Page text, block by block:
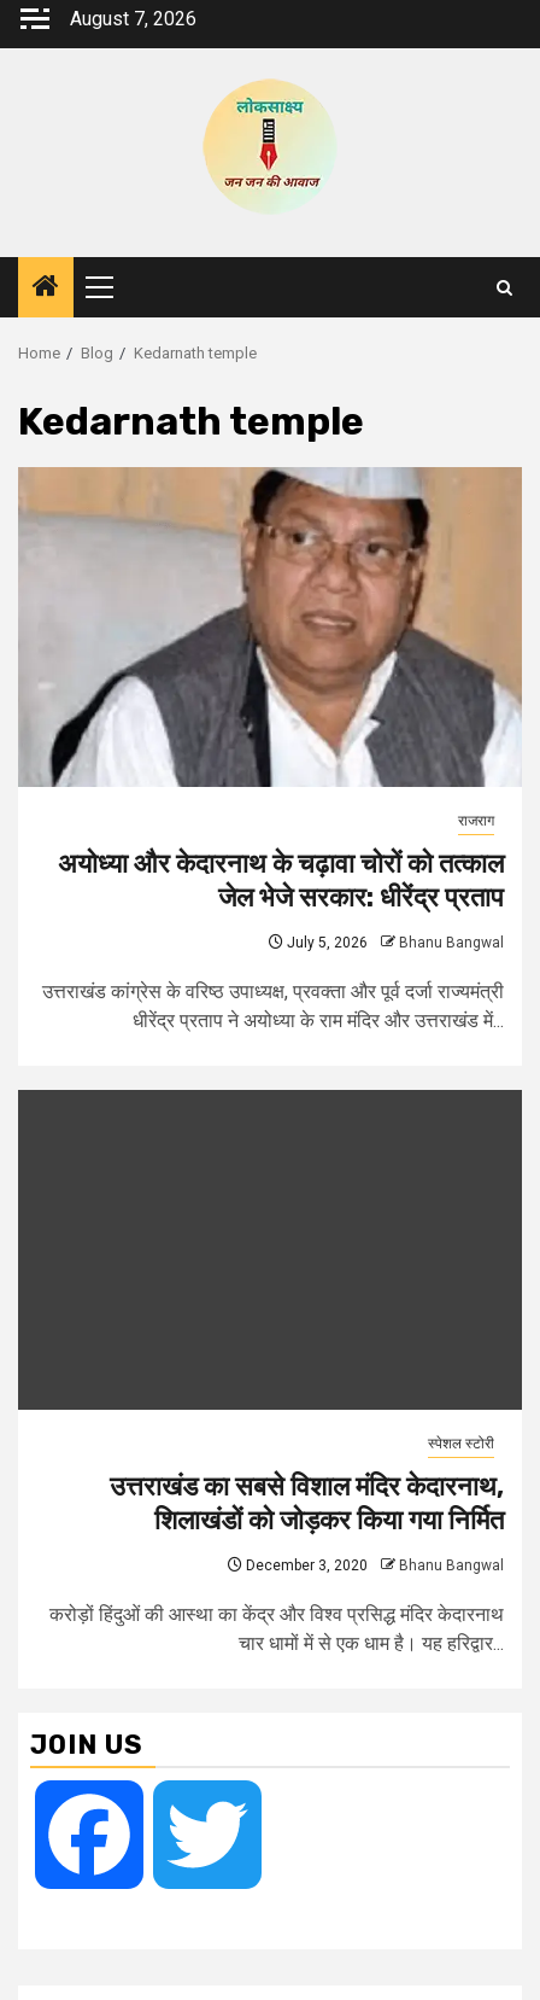
Skip
August 7, 2026
Primary
Menu
Home Blog Kedarnath temple
Kedarnath temple
राजराग
अयोध्या और केदारनाथ के चढ़ावा चोरों को तत्काल
जेल भेजे सरकार: धीरेंद्र प्रताप
July 5, 2026 Bhanu Bangwal
उत्तराखंड कांग्रेस के वरिष्ठ उपाध्यक्ष, प्रवक्ता और पूर्व दर्जा राज्यमंत्री
धीरेंद्र प्रताप ने अयोध्या के राम मंदिर और उत्तराखंड में...
स्पेशल स्टोरी
उत्तराखंड का सबसे विशाल मंदिर केदारनाथ,
शिलाखंडों को जोड़कर किया गया निर्मित
December 3, 2020 Bhanu Bangwal
करोड़ों हिंदुओं की आस्था का केंद्र और विश्व प्रसिद्ध मंदिर केदारनाथ
चार धामों में से एक धाम है। यह हरिद्वार...
JOIN US
Facebook